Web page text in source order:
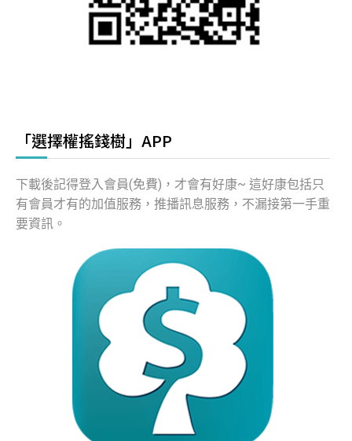
「選擇權搖錢樹」APP
下載後記得登入會員(免費)，才會有好康~ 這好康包括只
有會員才有的加值服務，推播訊息服務，不漏接第一手重
要資訊。